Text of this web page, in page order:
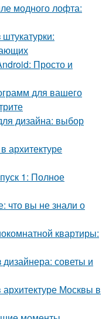
модного лофта:
Просто и
для вашего
дизайна: выбор
архитектуре
1: Полное
что вы не знали о
квартиры:
советы и
Москвы в